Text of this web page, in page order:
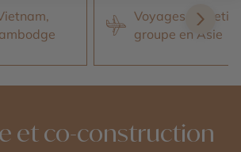
Voyages en petit
groupe en Asie
et co-construction